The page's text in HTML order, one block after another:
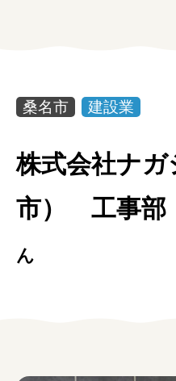
女性の方
企業の方
イベントカレン
桑名市 建設業
株式会社ナ
市） 工事
ん